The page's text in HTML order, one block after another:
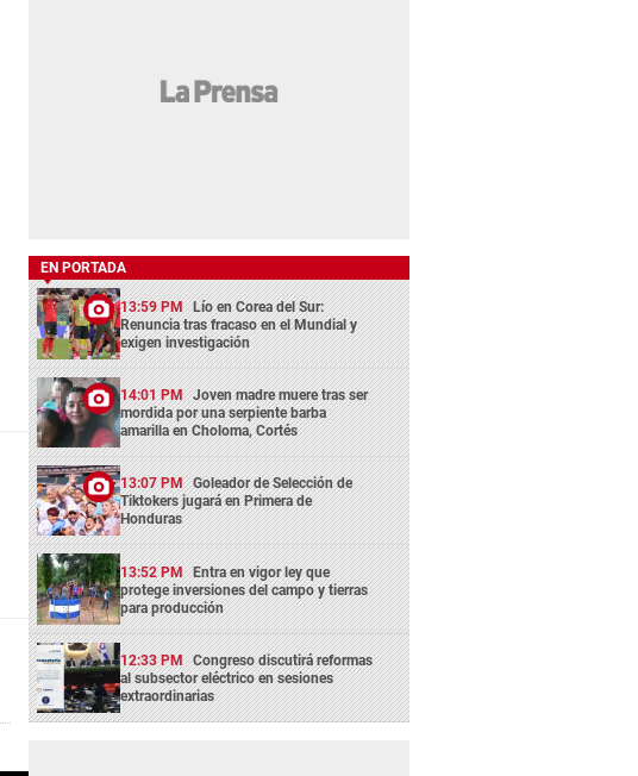
EN PORTADA
13:59 PM Lío en Corea del Sur:
Renuncia tras fracaso en el Mundial y
exigen investigación
14:01 PM Joven madre muere tras ser
mordida por una serpiente barba
amarilla en Choloma, Cortés
13:07 PM Goleador de Selección de
Tiktokers jugará en Primera de
Honduras
13:52 PM Entra en vigor ley que
protege inversiones del campo y tierras
para producción
12:33 PM Congreso discutirá reformas
al subsector eléctrico en sesiones
extraordinarias